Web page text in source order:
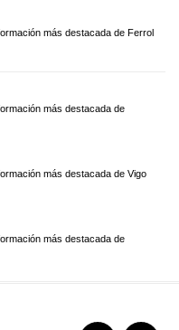
más destacada de Ferrol
más destacada de
más destacada de Vigo
más destacada de